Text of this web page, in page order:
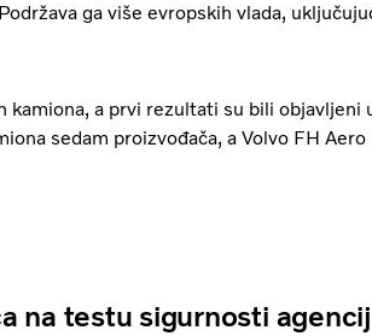
ga više evropskih vlada,
kamiona, a prvi rezultati su bili objavljeni
sedam proizvođača, a Volvo FH
na testu sigurnosti